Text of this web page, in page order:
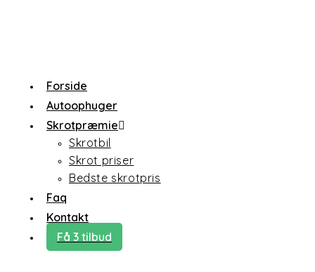
Forside
Autoophuger
Skrotpræmie
Skrotbil
Skrot priser
Bedste skrotpris
Faq
Kontakt
Få 3 tilbud